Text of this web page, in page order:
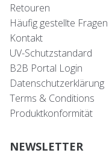
Retouren
Häufig gestellte Fragen
Kontakt
UV-Schutzstandard
B2B Portal Login
Datenschutzerklärung
Terms & Conditions
Produktkonformität
NEWSLETTER